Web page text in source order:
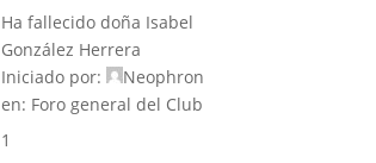
Ha fallecido doña Isabel
González Herrera
Iniciado por:
Neophron
en: Foro general del Club
1